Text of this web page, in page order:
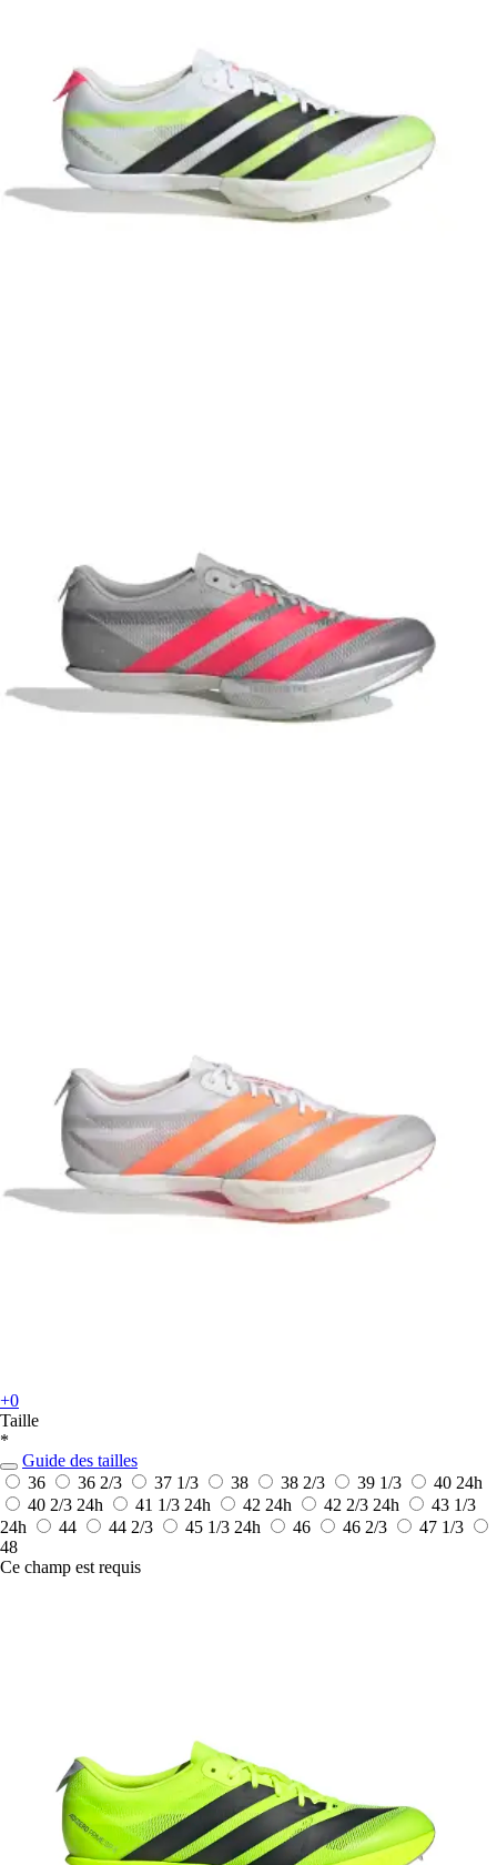
+0
Taille
*
Guide des tailles
36
36 2/3 37 1/3 38 38 2/3 39 1/3 40 24h
40 2/3 24h 41 1/3 24h 42 24h 42 2/3 24h
43 1/3
24h
44 44 2/3 45 1/3 24h 46 46 2/3
47 1/3
48
Ce champ est requis